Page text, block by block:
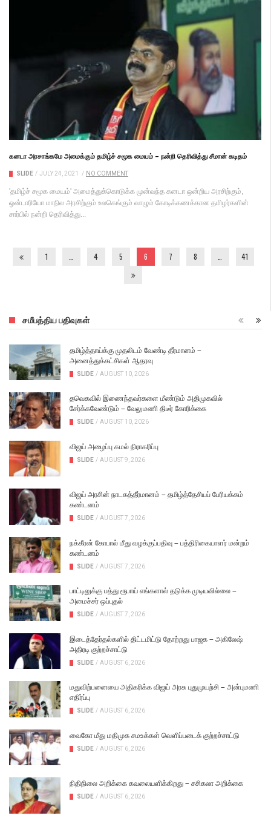
கனடா அரசாங்கமே அமைக்கும் தமிழ்ச் சமூக மையம் – நன்றி தெரிவித்து சீமான் கடிதம்
SLIDE / JULY 24, 2021 / NO COMMENT
'தமிழ்ச் சமூக மையம்' அமைத்துக்கொடுக்க முன்வந்த கனடா ஒன்றிய அரசிற்கும்,
ஒன்டாரியோ மாநில அரசிற்கும் உலகெங்கும் வாழும் கோடிக்கணக்கான தமிழர்களின்
சார்பில் நன்றி தெரிவித்து...
1 4 5 6 7 8 41
சமீபத்திய பதிவுகள்
தமிழ்த்தாய்க்கு முதலிடம் வேண்டி தீர்மானம் –
அனைத்துக்கட்சிகள் ஆதரவு
SLIDE / AUGUST 10, 2026
தவெகவில் இணைந்தவர்களை மீண்டும் அதிமுகவில்
சேர்க்கவேண்டும் – வேலுமணி திடீர் கோரிக்கை
SLIDE / AUGUST 10, 2026
விஜய் அழைப்பு கமல் நிராகரிப்பு
SLIDE / AUGUST 9, 2026
விஜய் அரசின் நாடகத்தீர்மானம் – தமிழ்த்தேசியப் பேரியக்கம்
கண்டனம்
SLIDE / AUGUST 7, 2026
நக்கீரன் கோபால் மீது வழக்குப்பதிவு – பத்திரிகையாளர் மன்றம்
கண்டனம்
SLIDE / AUGUST 7, 2026
பாட்டிலுக்கு பத்து ரூபாய் எங்களால் தடுக்க முடியவில்லை –
அமைச்சர் ஒப்புதல்
SLIDE / AUGUST 7, 2026
இடைத்தேர்தல்களில் திட்டமிட்டு தோற்றது பாஜக – அகிலேஷ்
அதிரடி குற்றச்சாட்டு
SLIDE / AUGUST 6, 2026
மதுவிற்பனையை அதிகரிக்க விஜய் அரசு புதுமுயற்சி – அன்புமணி
எதிர்ப்பு
SLIDE / AUGUST 6, 2026
வைகோ மீது மதிமுக சமஉக்கள் வெளிப்படைக் குற்றச்சாட்டு
SLIDE / AUGUST 6, 2026
நிதிநிலை அறிக்கை கவலையளிக்கிறது – சசிகலா அறிக்கை
SLIDE / AUGUST 6, 2026